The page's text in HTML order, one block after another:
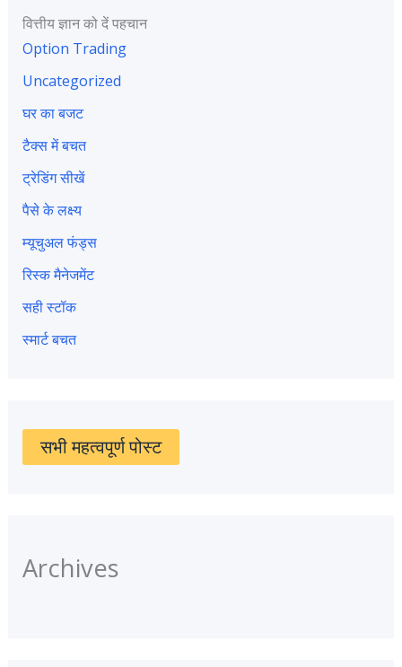
वित्तीय ज्ञान को दें पहचान
Option Trading
Uncategorized
घर का बजट
टैक्स में बचत
ट्रेडिंग सीखें
पैसे के लक्ष्य
म्यूचुअल फंड्स
रिस्क मैनेजमेंट
सही स्टॉक
स्मार्ट बचत
सभी महत्वपूर्ण पोस्ट
Archives